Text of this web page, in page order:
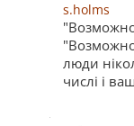
s.holms
люди
числі і